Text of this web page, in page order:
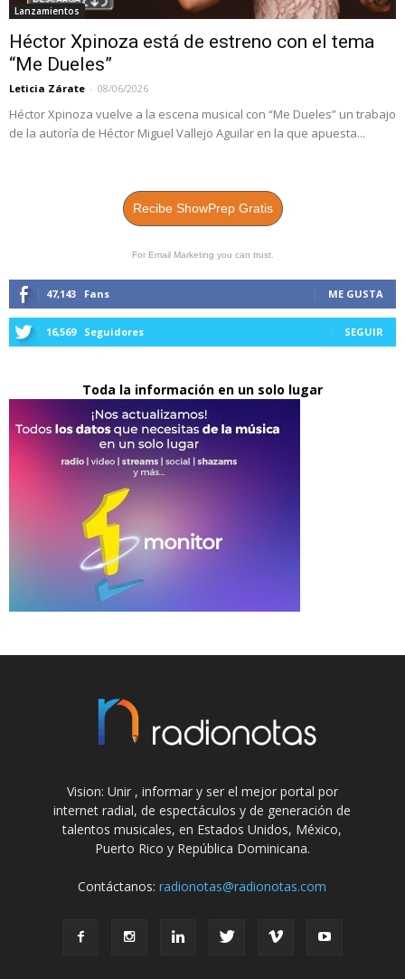
Lanzamientos
Héctor Xpinoza está de estreno con el tema
“Me Dueles”
Leticia Zárate - 08/06/2026
Héctor Xpinoza vuelve a la escena musical con “Me Dueles” un trabajo
de la autoría de Héctor Miguel Vallejo Aguilar en la que apuesta...
Recibe ShowPrep Gratis
For Email Marketing you can trust.
47,143 Fans ME GUSTA
16,569 Seguidores SEGUIR
Toda la información en un solo lugar
Vision: Unir , informar y ser el mejor portal por
internet radial, de espectáculos y de generación de
talentos musicales, en Estados Unidos, México,
Puerto Rico y República Dominicana.
Contáctanos:radionotas@radionotas.com